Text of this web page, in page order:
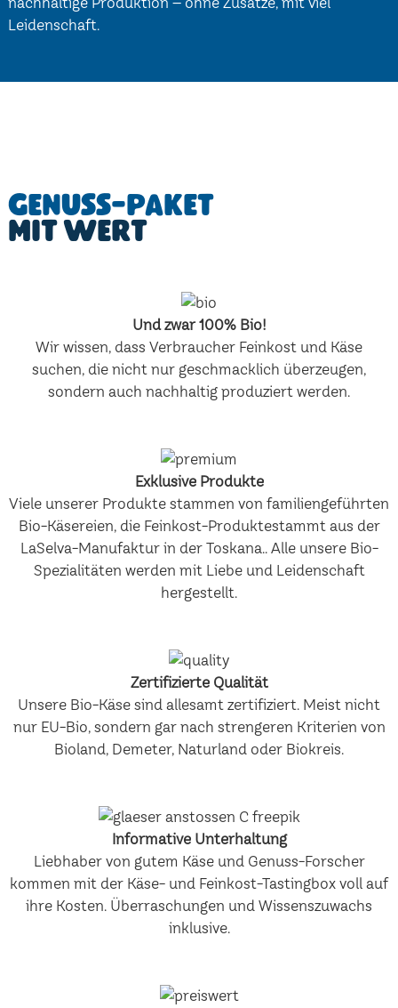
Leidenschaft.
Genuss-Paket
mit Wert
Und zwar 100% Bio!
Wir wissen, dass Verbraucher Feinkost und Käse
suchen, die nicht nur geschmacklich überzeugen,
sondern auch nachhaltig produziert werden.
Exklusive Produkte
Viele unserer Produkte stammen von familiengeführten
Bio-Käsereien, die Feinkost-Produktestammt aus der
LaSelva-Manufaktur in der Toskana.. Alle unsere Bio-
Spezialitäten werden mit Liebe und Leidenschaft
hergestellt.
Zertifizierte Qualität
Unsere Bio-Käse sind allesamt zertifiziert. Meist nicht
nur EU-Bio, sondern gar nach strengeren Kriterien von
Bioland, Demeter, Naturland oder Biokreis.
Informative Unterhaltung
Liebhaber von gutem Käse und Genuss-Forscher
kommen mit der Käse- und Feinkost-Tastingbox voll auf
ihre Kosten. Überraschungen und Wissenszuwachs
inklusive.